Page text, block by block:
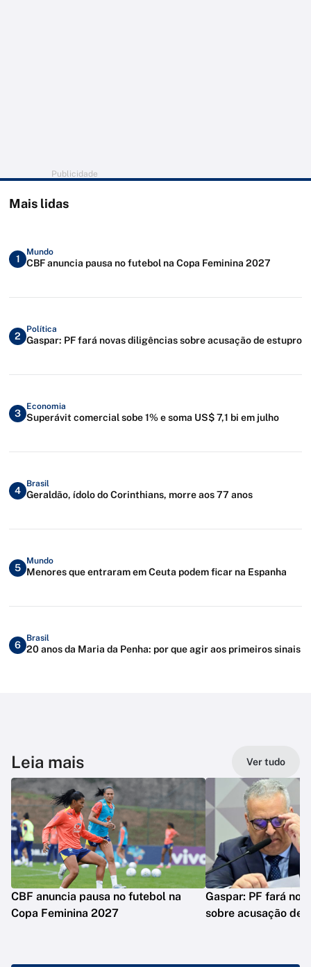
Publicidade
Mais lidas
1
Mundo
CBF anuncia pausa no futebol na Copa Feminina 2027
2
Política
Gaspar: PF fará novas diligências sobre acusação de estupro
3
Economia
Superávit comercial sobe 1% e soma US$ 7,1 bi em julho
4
Brasil
Geraldão, ídolo do Corinthians, morre aos 77 anos
5
Mundo
Menores que entraram em Ceuta podem ficar na Espanha
6
Brasil
20 anos da Maria da Penha: por que agir aos primeiros sinais
Leia mais Ver tudo
CBF anuncia pausa no futebol na
Copa Feminina 2027
Gaspar: PF fará
sobre acusação de